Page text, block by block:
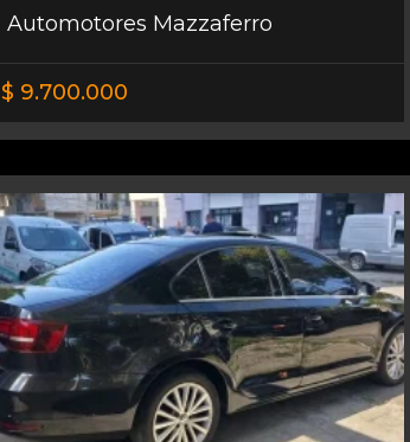
Automotores Mazzaferro
$ 9.700.000